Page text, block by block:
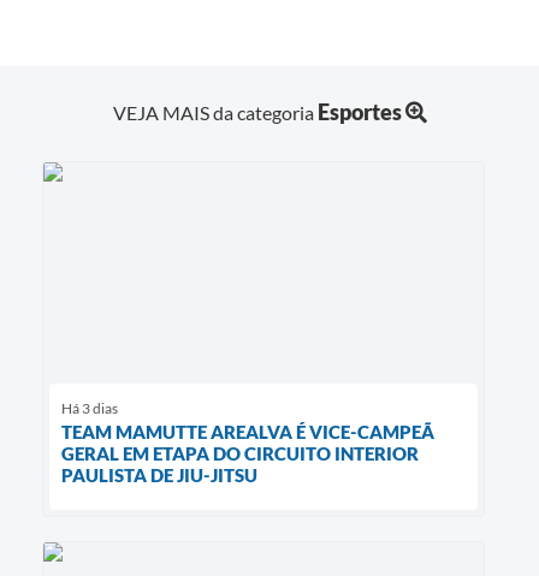
VEJA MAIS da categoria Esportes
Há 3 dias
TEAM MAMUTTE AREALVA É VICE-CAMPEÃ
GERAL EM ETAPA DO CIRCUITO INTERIOR
PAULISTA DE JIU-JITSU